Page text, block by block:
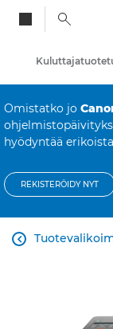
Omistatko jo
hyödyntää
REKISTERÖIDY NYT
